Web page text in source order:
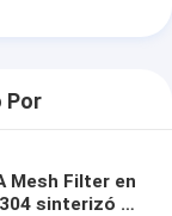
Por
Mesh Filter en